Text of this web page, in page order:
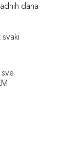
dana